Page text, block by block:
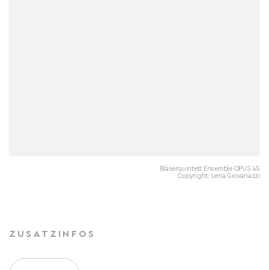
Bläserquintett Ensemble OPUS 45
Copyright: Lena Giovanazzi
ZUSATZINFOS